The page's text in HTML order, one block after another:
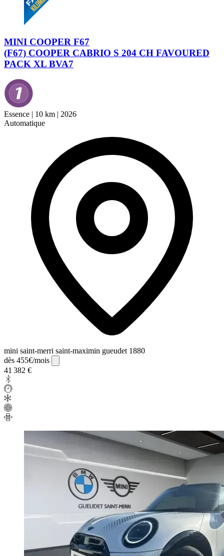
MINI COOPER F67
(F67) COOPER CABRIO S 204 CH FAVOURED
PACK XL BVA7
Essence | 10 km | 2026
Automatique
mini saint-merri saint-maximin gueudet 1880
dès 455€/mois
41 382 €